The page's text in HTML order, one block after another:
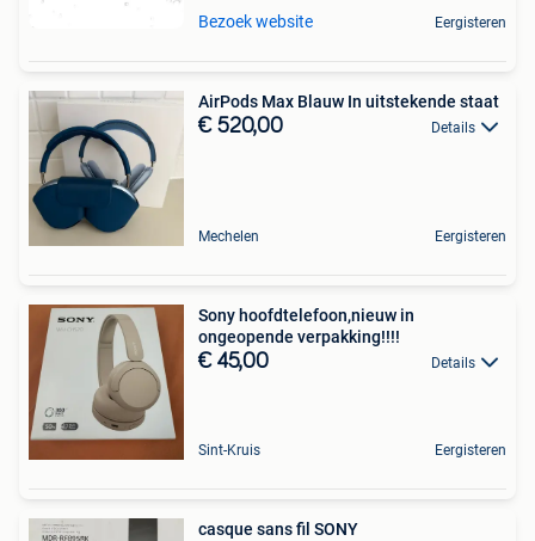
Bezoek website Eergisteren
AirPods Max Blauw In uitstekende staat
€ 520,00 Details
Mechelen Eergisteren
Sony hoofdtelefoon,nieuw in
ongeopende verpakking!!!!
€ 45,00 Details
Sint-Kruis Eergisteren
casque sans fil SONY